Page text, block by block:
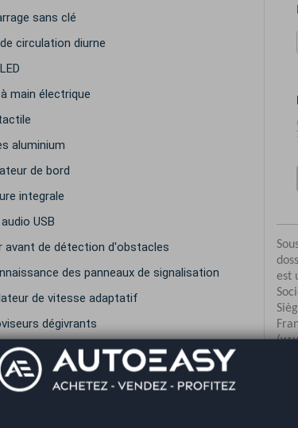
sans clé
circulation diurne
main électrique
aluminium
de bord
integrale
USB
avant de détection d'obstacles
des panneaux de signalisation
de vitesse adaptatif
dégivrants
rabattables électriquement
électriques